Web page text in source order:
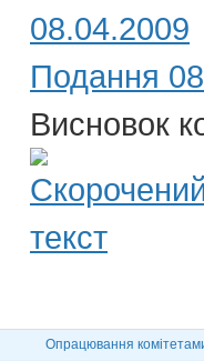
08.04.2009
Подання
Висновок
Опрацювання